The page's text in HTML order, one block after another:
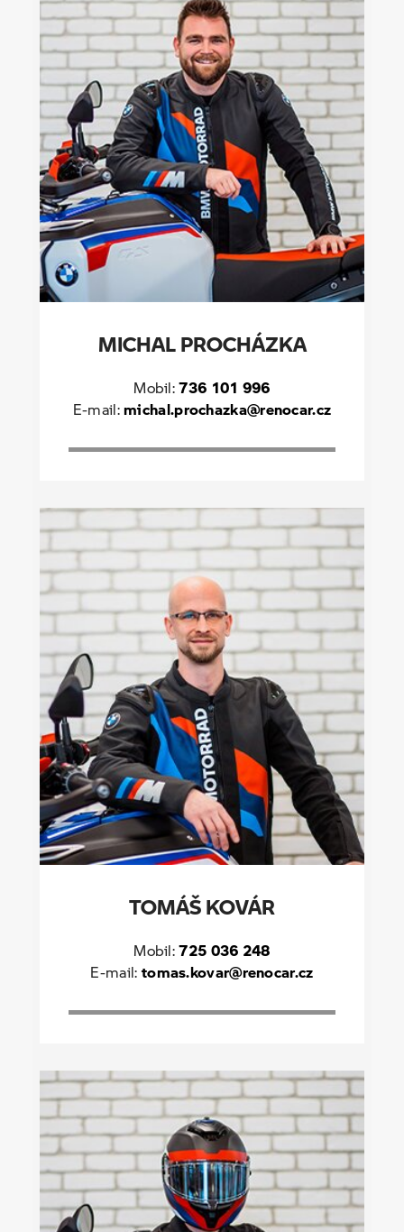
MICHAL PROCHÁZKA
Mobil:736 101 996
E-mail:michal.prochazka@renocar.cz
TOMÁŠ KOVÁR
Mobil:725 036 248
E-mail: tomas.kovar@renocar.cz